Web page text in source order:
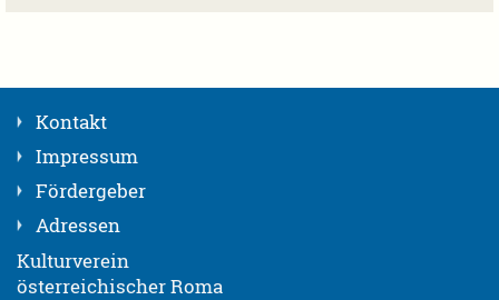
Kontakt
Impressum
Fördergeber
Adressen
Kulturverein
österreichischer Roma